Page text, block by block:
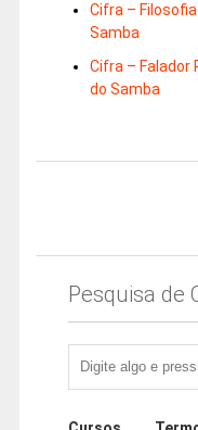
Cifra –
Samba
Cifra – Falador
do Samba
Pesquisa de